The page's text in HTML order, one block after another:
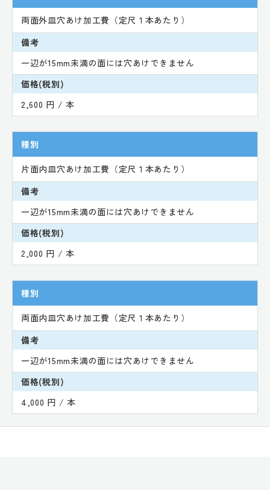
両面外皿穴あけ加工費（定尺１本あたり）
備考
一辺が15mm未満の面には穴あけできません
価格(税別)
2,600 円 / 本
種別
片面内皿穴あけ加工費（定尺１本あたり）
備考
一辺が15mm未満の面には穴あけできません
価格(税別)
2,000 円 / 本
種別
両面内皿穴あけ加工費（定尺１本あたり）
備考
一辺が15mm未満の面には穴あけできません
価格(税別)
4,000 円 / 本